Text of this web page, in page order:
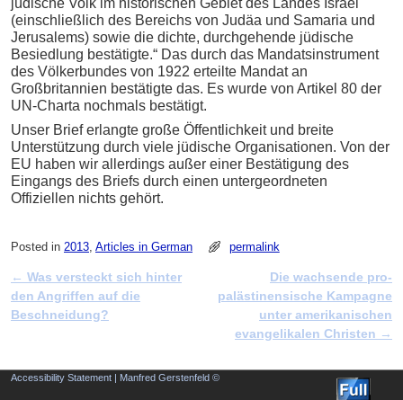
(einschließlich des Bereichs von Judäa und Samaria und
Jerusalems) sowie die dichte, durchgehende jüdische
Besiedlung bestätigte.“ Das durch das Mandatsinstrument
des Völkerbundes von 1922 erteilte Mandat an
Großbritannien bestätigte das. Es wurde von Artikel 80 der
UN-Charta nochmals bestätigt.
Unser Brief erlangte große Öffentlichkeit und breite
Unterstützung durch viele jüdische Organisationen. Von der
EU haben wir allerdings außer einer Bestätigung des
Eingangs des Briefs durch einen untergeordneten
Offiziellen nichts gehört.
Posted in 2013 Articles in German permalink
Post navigation
← Was versteckt sich hinter
den Angriffen auf die
Beschneidung?
Die wachsende pro-
palästinensische Kampagne
unter amerikanischen
evangelikalen Christen →
Accessibility Statement | Manfred Gerstenfeld ©